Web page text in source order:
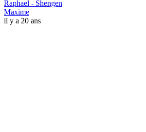
Raphael - Shengen
Maxime
il y a 20 ans